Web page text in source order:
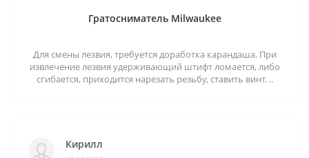
Гратосниматель Milwaukee
Для смены лезвия, требуется доработка карандаша. При
извлечение лезвия удерживающий штифт ломается, либо
сгибается, приходится нарезать резьбу, ставить винт. ..
Кирилл